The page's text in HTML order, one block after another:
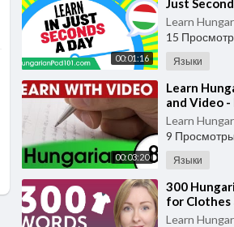
00:01:16
Just
Learn
15
Языки
00:03:20
⁣Learn
and Video
Classroom 1
Learn
9 Просмотры
Языки
⁣300
for Clothes
Learn